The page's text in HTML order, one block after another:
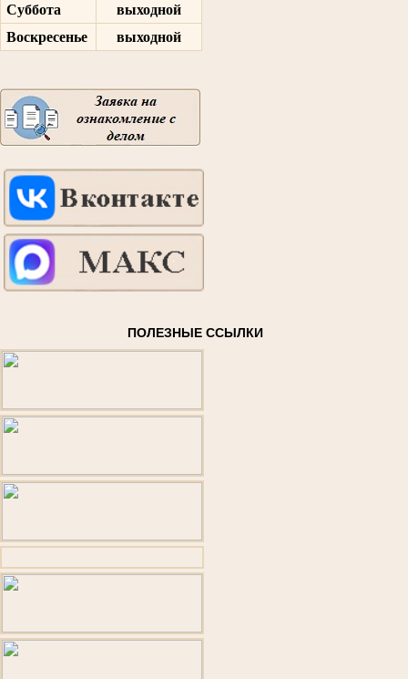
Суббота
выходной
Воскресенье
выходной
ПОЛЕЗНЫЕ ССЫЛКИ